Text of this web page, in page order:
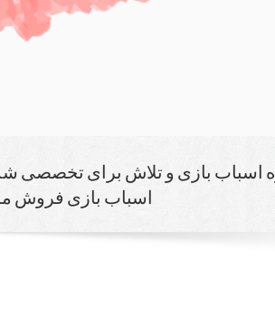
اسباب بازی و تلاش برای تخصصی
اسباب بازی فروش